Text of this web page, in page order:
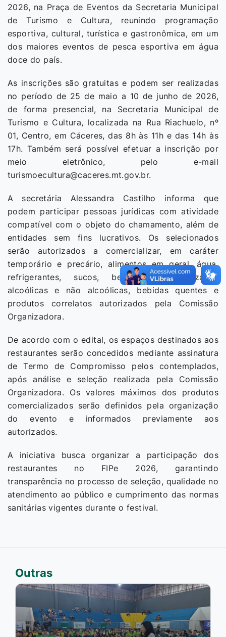
2026, na Praça de Eventos da Secretaria Municipal
de Turismo e Cultura, reunindo programação
esportiva, cultural, turística e gastronômica, em um
dos maiores eventos de pesca esportiva em água
doce do país.
As inscrições são gratuitas e podem ser realizadas
no período de 25 de maio a 10 de junho de 2026,
de forma presencial, na Secretaria Municipal de
Turismo e Cultura, localizada na Rua Riachuelo, nº
01, Centro, em Cáceres, das 8h às 11h e das 14h às
17h. Também será possível efetuar a inscrição por
meio eletrônico, pelo e-mail
turismoecultura@caceres.mt.gov.br.
A secretária Alessandra Castilho informa que
podem participar pessoas jurídicas com atividade
compatível com o objeto do chamamento, além de
entidades sem fins lucrativos. Os selecionados
serão autorizados a comercializar, em caráter
temporário e precário, alimentos em geral, água,
refrigerantes, sucos, bebidas industrializadas
alcoólicas e não alcoólicas, bebidas quentes e
produtos correlatos autorizados pela Comissão
Organizadora.
De acordo com o edital, os espaços destinados aos
restaurantes serão concedidos mediante assinatura
de Termo de Compromisso pelos contemplados,
após análise e seleção realizada pela Comissão
Organizadora. Os valores máximos dos produtos
comercializados serão definidos pela organização
do evento e informados previamente aos
autorizados.
A iniciativa busca organizar a participação dos
restaurantes no FIPe 2026, garantindo
transparência no processo de seleção, qualidade no
atendimento ao público e cumprimento das normas
sanitárias vigentes durante o festival.
Outras